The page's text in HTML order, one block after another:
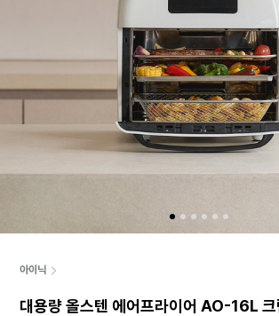
아이닉
대용량 올스텐 에어프라이어 AO-16L 크